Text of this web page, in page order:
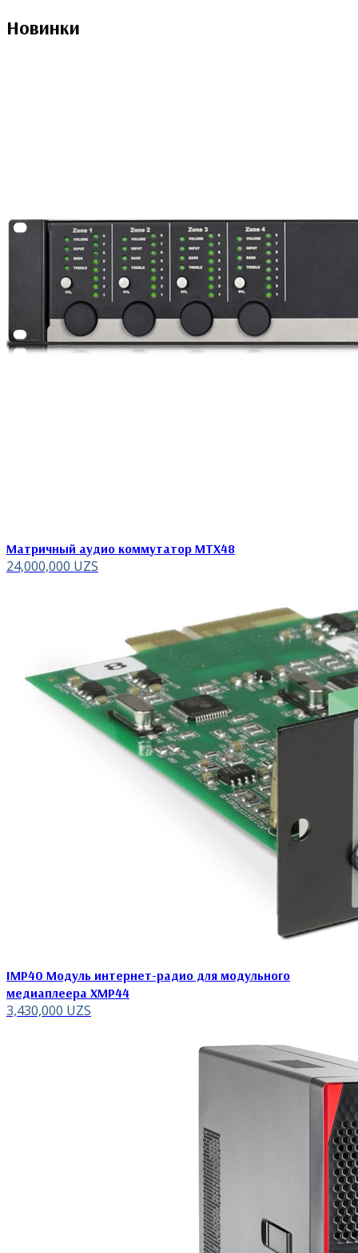
Новинки
Матричный аудио коммутатор MTX48
24,000,000 UZS
IMP40 Модуль интернет-радио для модульного
медиаплеера XMP44
3,430,000 UZS